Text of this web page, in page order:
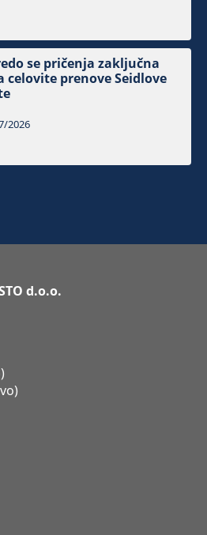
se pričenja zaključna
celovite prenove Seidlove
2026
d.o.o.